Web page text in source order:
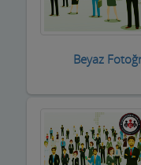
Beyaz